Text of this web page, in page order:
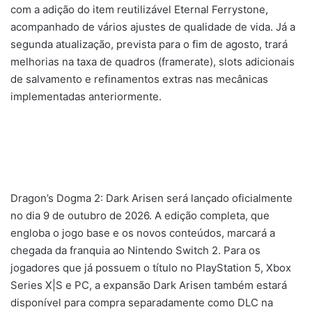
com a adição do item reutilizável Eternal Ferrystone,
acompanhado de vários ajustes de qualidade de vida. Já a
segunda atualização, prevista para o fim de agosto, trará
melhorias na taxa de quadros (framerate), slots adicionais
de salvamento e refinamentos extras nas mecânicas
implementadas anteriormente.
Dragon’s Dogma 2: Dark Arisen será lançado oficialmente
no dia 9 de outubro de 2026. A edição completa, que
engloba o jogo base e os novos conteúdos, marcará a
chegada da franquia ao Nintendo Switch 2. Para os
jogadores que já possuem o título no PlayStation 5, Xbox
Series X|S e PC, a expansão Dark Arisen também estará
disponível para compra separadamente como DLC na